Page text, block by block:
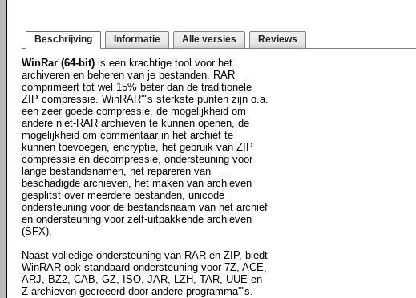
Beschrijving Informatie Alle versies Reviews
WinRar (64-bit) is een krachtige tool voor het
archiveren en beheren van je bestanden. RAR
comprimeert tot wel 15% beter dan de traditionele
ZIP compressie. WinRAR''''s sterkste punten zijn o.a.
een zeer goede compressie, de mogelijkheid om
andere niet-RAR archieven te kunnen openen, de
mogelijkheid om commentaar in het archief te
kunnen toevoegen, encryptie, het gebruik van ZIP
compressie en decompressie, ondersteuning voor
lange bestandsnamen, het repareren van
beschadigde archieven, het maken van archieven
gesplitst over meerdere bestanden, unicode
ondersteuning voor de bestandsnaam van het archief
en ondersteuning voor zelf-uitpakkende archieven
(SFX).
Naast volledige ondersteuning van RAR en ZIP, biedt
WinRAR ook standaard ondersteuning voor 7Z, ACE,
ARJ, BZ2, CAB, GZ, ISO, JAR, LZH, TAR, UUE en
Z archieven gecreeerd door andere programma''''s.